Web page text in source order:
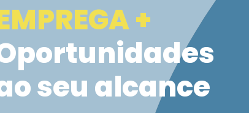
+
seu alcance